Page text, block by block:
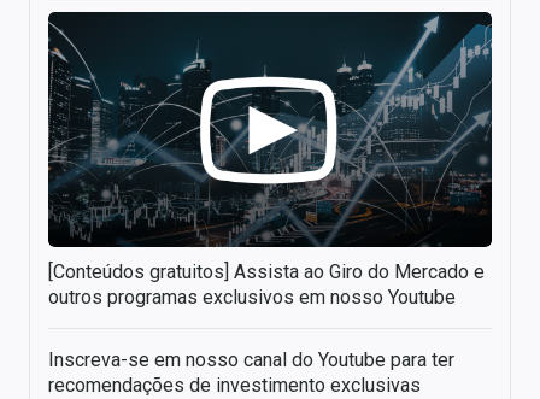
[Conteúdos gratuitos] Assista ao Giro do Mercado e
outros programas exclusivos em nosso Youtube
Inscreva-se em nosso canal do Youtube para ter
recomendações de investimento exclusivas